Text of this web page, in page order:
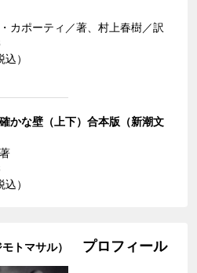
カポーティ／著、村上春樹／訳
）
かな壁（上下）合本版（新潮文
）
トマサル） プロフィール